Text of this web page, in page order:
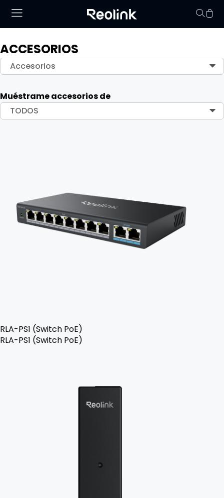
ACCESORIOS
Accesorios
Muéstrame accesorios de
TODOS
RLA-PS1 (Switch PoE)
RLA-PS1 (Switch PoE)